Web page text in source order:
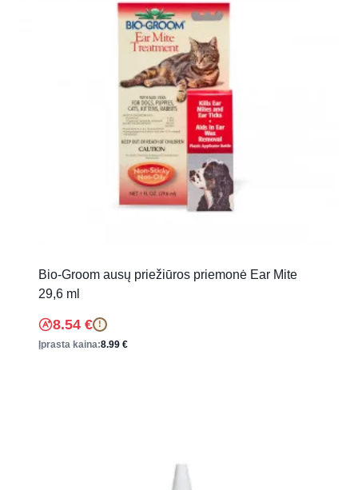
Bio-Groom ausų priežiūros priemonė Ear Mite
29,6 ml
8.54 € !
Įprasta kaina:8.99 €